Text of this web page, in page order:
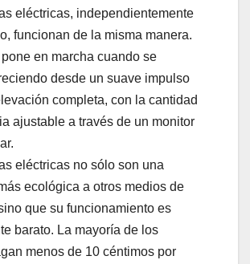
eléctricas, independientemente
funcionan de la misma manera.
en marcha cuando se
desde un suave impulso
completa, con la cantidad
ajustable a través de un monitor
eléctricas no sólo son una
ecológica a otros medios de
que su funcionamiento es
barato. La mayoría de los
menos de 10 céntimos por